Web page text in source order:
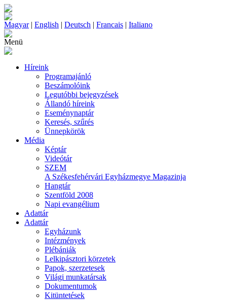
Magyar| English | Deutsch | Francais | Italiano
Menü
Híreink
Programajánló
Beszámolóink
Legutóbbi bejegyzések
Állandó híreink
Eseménynaptár
Keresés, szűrés
Ünnepkörök
Média
Képtár
Videótár
SZEM
A Székesfehérvári Egyházmegye Magazinja
Hangtár
Szentföld 2008
Napi evangélium
Adattár
Adattár
Egyházunk
Intézmények
Plébániák
Lelkipásztori körzetek
Papok, szerzetesek
Világi munkatársak
Dokumentumok
Kitüntetések